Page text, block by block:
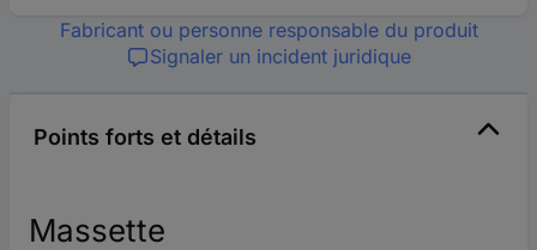
Fabricant ou personne responsable du produit
Signaler un incident juridique
Points forts et détails
Massette